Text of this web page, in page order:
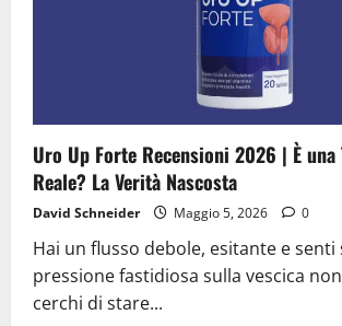
Reale?
Prima
di
Acquistare
Uro Up Forte Recensioni 2026 | È una
Reale? La Verità Nascosta
David Schneider Maggio 5, 2026 0
Hai un flusso debole, esitante e senti
pressione fastidiosa sulla vescica
cerchi di stare...